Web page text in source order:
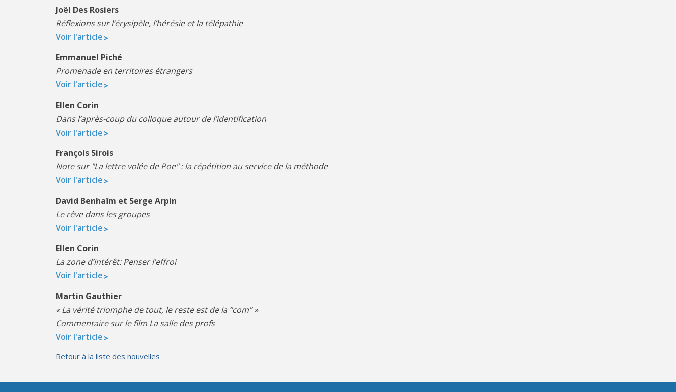
Joël Des Rosiers
Réflexions sur l’érysipèle, l’hérésie et la télépathie
Voir l'article
Emmanuel Piché
Promenade en territoires étrangers
Voir l'article
Ellen Corin
Dans l’après-coup du colloque autour de l’identification
Voir l'article
François Sirois
Note sur "La lettre volée de Poe" : la répétition au service de la méthode
Voir l'article
David Benhaïm et Serge Arpin
Le rêve dans les groupes
Voir l'article
Ellen Corin
La zone d’intérêt: Penser l’effroi
Voir l'article
Martin Gauthier
« La vérité triomphe de tout, le reste est de la “com” »
Commentaire sur le film La salle des profs
Voir l'article
Retour à la liste des nouvelles